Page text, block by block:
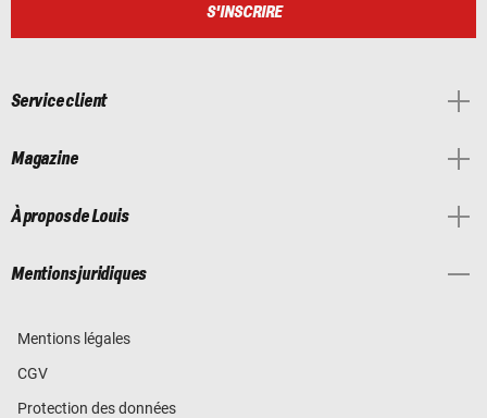
S'INSCRIRE
Service client
Magazine
À propos de Louis
Mentions juridiques
Mentions légales
CGV
Protection des données